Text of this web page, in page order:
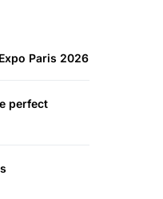
Paris 2026
perfect